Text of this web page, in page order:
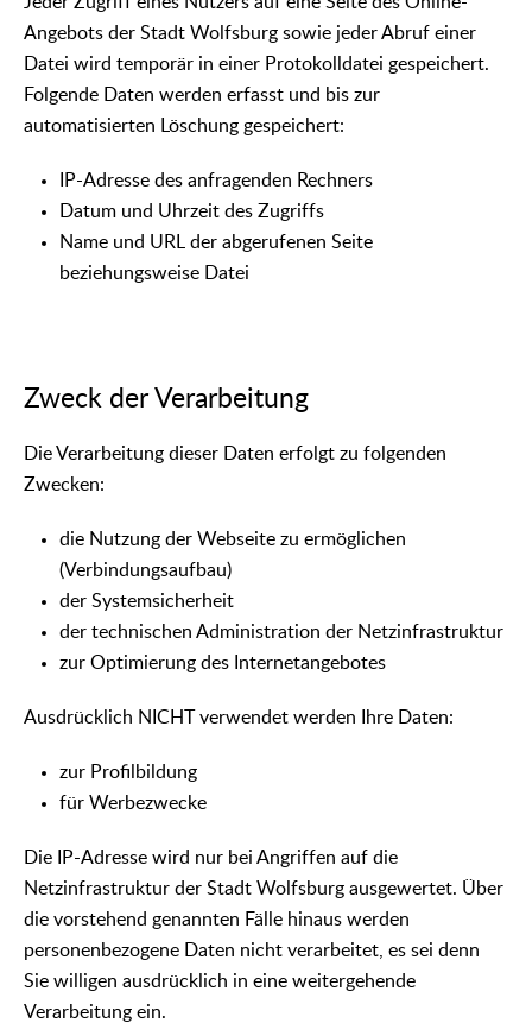
Angebots der Stadt Wolfsburg sowie jeder Abruf einer
Datei wird temporär in einer Protokolldatei gespeichert.
Folgende Daten werden erfasst und bis zur
automatisierten Löschung gespeichert:
IP-Adresse des anfragenden Rechners
Datum und Uhrzeit des Zugriffs
Name und URL der abgerufenen Seite
beziehungsweise Datei
Zweck der Verarbeitung
Die Verarbeitung dieser Daten erfolgt zu folgenden
Zwecken:
die Nutzung der Webseite zu ermöglichen
(Verbindungsaufbau)
der Systemsicherheit
der technischen Administration der Netzinfrastruktur
zur Optimierung des Internetangebotes
Ausdrücklich NICHT verwendet werden Ihre Daten:
zur Profilbildung
für Werbezwecke
Die IP-Adresse wird nur bei Angriffen auf die
Netzinfrastruktur der Stadt Wolfsburg ausgewertet. Über
die vorstehend genannten Fälle hinaus werden
personenbezogene Daten nicht verarbeitet, es sei denn
Sie willigen ausdrücklich in eine weitergehende
Verarbeitung ein.